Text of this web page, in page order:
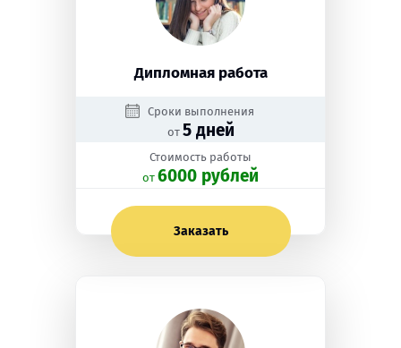
Дипломная работа
Сроки выполнения
от 5 дней
Стоимость работы
oт 6000 рублей
Заказать